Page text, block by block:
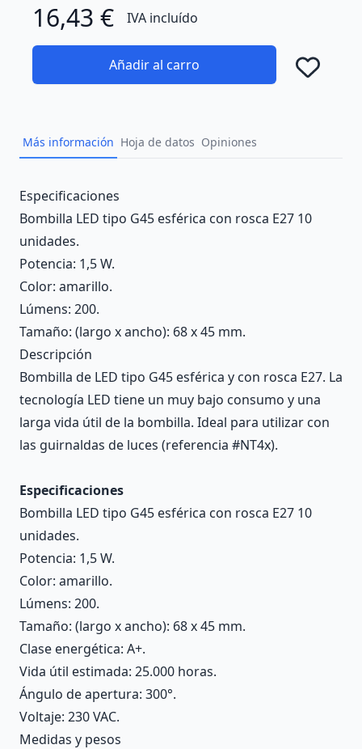
16,43 € IVA incluído
Añadir al carro
Más información Hoja de datos Opiniones
Description
Especificaciones
Bombilla LED tipo G45 esférica con rosca E27 10
unidades.
Potencia: 1,5 W.
Color: amarillo.
Lúmens: 200.
Tamaño: (largo x ancho): 68 x 45 mm.
Descripción
Bombilla de LED tipo G45 esférica y con rosca E27. La
tecnología LED tiene un muy bajo consumo y una
larga vida útil de la bombilla. Ideal para utilizar con
las guirnaldas de luces (referencia #NT4x).
Especificaciones
Bombilla LED tipo G45 esférica con rosca E27 10
unidades.
Potencia: 1,5 W.
Color: amarillo.
Lúmens: 200.
Tamaño: (largo x ancho): 68 x 45 mm.
Clase energética: A+.
Vida útil estimada: 25.000 horas.
Ángulo de apertura: 300°.
Voltaje: 230 VAC.
Medidas y pesos